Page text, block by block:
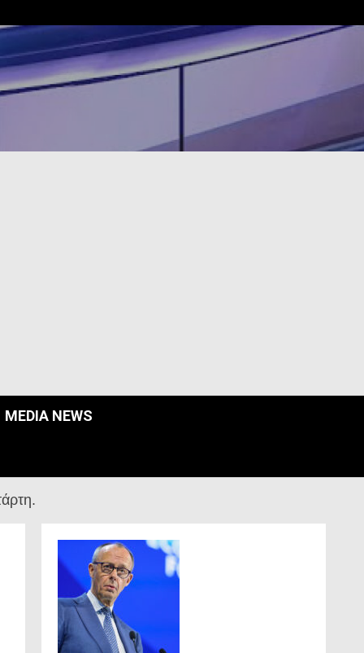
MEDIA NEWS